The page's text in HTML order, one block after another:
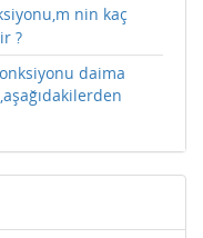
nin kaç
?
daima